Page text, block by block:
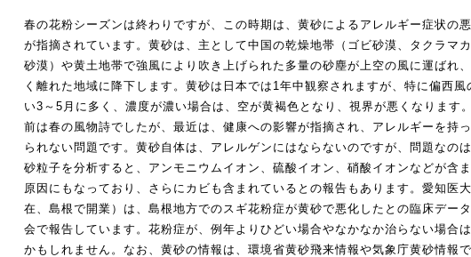
春の花粉シーズンは終わりですが、この時期は、黄砂によるアレルギー症状の
が指摘されています。黄砂は、主として中国の乾燥地帯（ゴビ砂漠、タクラマ
砂漠）や黄土地帯で強風により吹き上げられた多量の砂塵が上空の風に運ばれ
く離れた地域に降下します。黄砂は日本では1年中観察されますが、特に偏西風
い3～5月に多く、濃度が濃い場合は、空が黄褐色となり、視界が悪くなります
前は春の風物詩でしたが、最近は、健康への影響が指摘され、アレルギーを持
られない問題です。黄砂自体は、アレルゲンにはならないのですが、問題なの
砂粒子を分析すると、アンモニウムイオン、硫酸イオン、硝酸イオンなどが含
原因にもなっており、さらにカビも含まれているとの報告もあります。愛知医
在、島根で開業）は、島根地方でのスギ花粉症が黄砂で悪化したとの臨床デー
会で報告しています。花粉症が、例年よりひどい場合やなかなか治らない場合
かもしれません。なお、黄砂の情報は、環境省黄砂飛来情報や気象庁黄砂情報